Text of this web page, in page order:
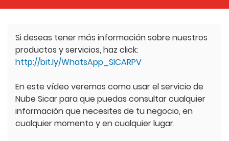
Si deseas tener más información sobre nuestros
productos y servicios, haz click:
http://bit.ly/WhatsApp_SICARPV
En este vídeo veremos como usar el servicio de
Nube Sicar para que puedas consultar cualquier
información que necesites de tu negocio, en
cualquier momento y en cualquier lugar.